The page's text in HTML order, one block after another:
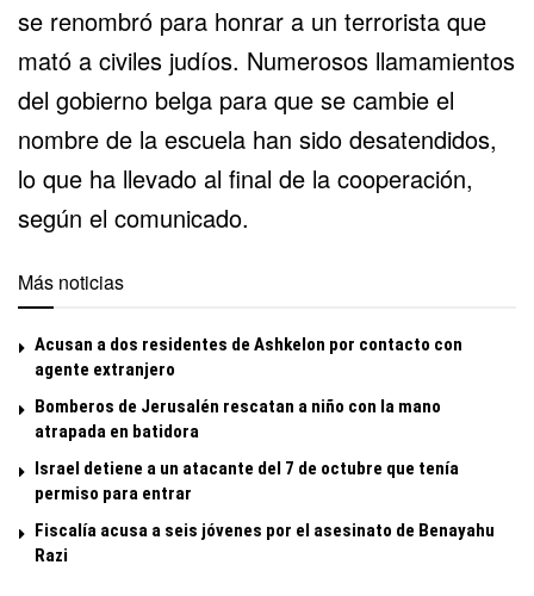
se renombró para honrar a un terrorista que
mató a civiles judíos. Numerosos llamamientos
del gobierno belga para que se cambie el
nombre de la escuela han sido desatendidos,
lo que ha llevado al final de la cooperación,
según el comunicado.
Más noticias
Acusan a dos residentes de Ashkelon por contacto con
agente extranjero
Bomberos de Jerusalén rescatan a niño con la mano
atrapada en batidora
Israel detiene a un atacante del 7 de octubre que tenía
permiso para entrar
Fiscalía acusa a seis jóvenes por el asesinato de Benayahu
Razi